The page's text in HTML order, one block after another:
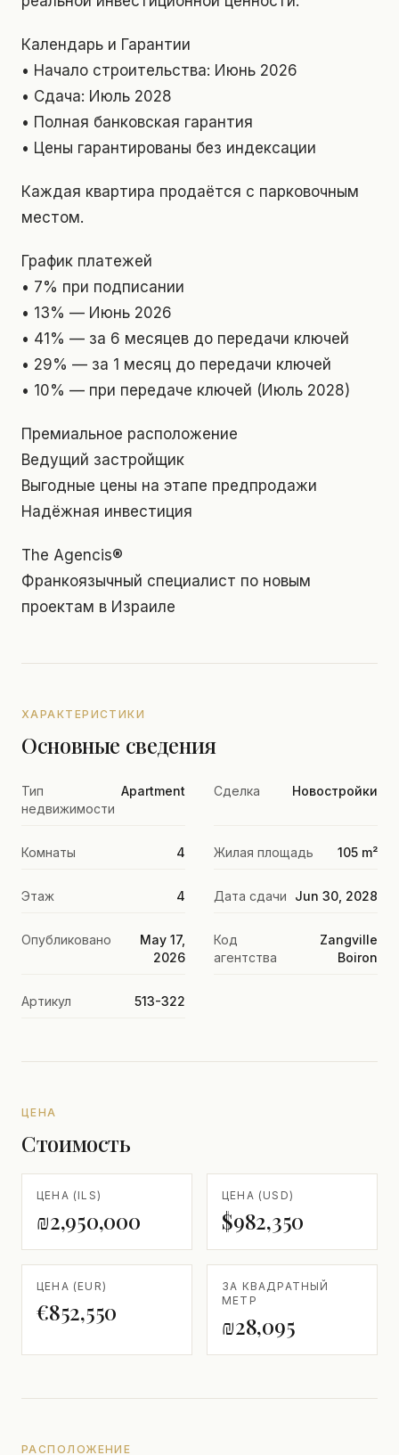
Календарь и Гарантии
• Начало строительства: Июнь 2026
• Сдача: Июль 2028
• Полная банковская гарантия
• Цены гарантированы без индексации
Каждая квартира продаётся с парковочным
местом.
График платежей
• 7% при подписании
• 13% — Июнь 2026
• 41% — за 6 месяцев до передачи ключей
• 29% — за 1 месяц до передачи ключей
• 10% — при передаче ключей (Июль 2028)
Премиальное расположение
Ведущий застройщик
Выгодные цены на этапе предпродажи
Надёжная инвестиция
The Agencis®
Франкоязычный специалист по новым
проектам в Израиле
ХАРАКТЕРИСТИКИ
Основные сведения
Тип
недвижимости
Apartment Сделка Новостройки
Комнаты 4 Жилая площадь 105 m²
Этаж 4 Дата сдачи Jun 30, 2028
Опубликовано
May 17,
2026
Код
агентства
Zangville
Boiron
Артикул 513-322
ЦЕНА
Стоимость
ЦЕНА (ILS)
₪2,950,000
ЦЕНА (USD)
$982,350
ЦЕНА (EUR)
€852,550
ЗА КВАДРАТНЫЙ
МЕТР
₪28,095
РАСПОЛОЖЕНИЕ